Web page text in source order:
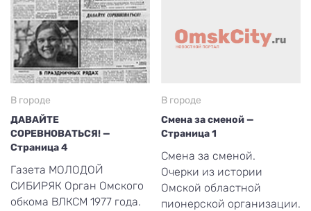
В городе
ДАВАЙТЕ
СОРЕВНОВАТЬСЯ! —
Страница 4
Газета МОЛОДОЙ
СИБИРЯК Орган Омского
обкома ВЛКСМ 1977 года.
В городе
Смена за сменой —
Страница 1
Смена за сменой.
Очерки из истории
Омской областной
пионерской организации.